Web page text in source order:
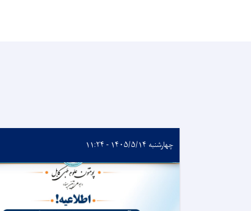
چهارشنبه ۱۴۰۵/۵/۱۴ - ۱۱:۲۴